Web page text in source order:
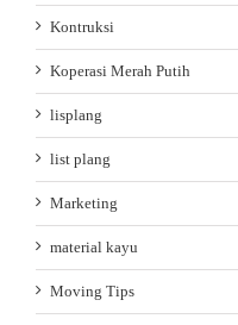
Kontruksi
Koperasi Merah Putih
lisplang
list plang
Marketing
material kayu
Moving Tips